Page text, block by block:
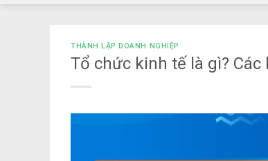
THÀNH LẬP DOANH NGHIỆP
Tổ chức kinh tế là gì?